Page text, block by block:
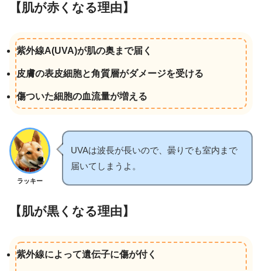
【肌が赤くなる理由】
紫外線A(UVA)が肌の奥まで届く
皮膚の表皮細胞と角質層がダメージを受ける
傷ついた細胞の血流量が増える
ラッキー
UVAは波長が長いので、曇りでも室内まで
届いてしまうよ。
【肌が黒くなる理由】
紫外線によって遺伝子に傷が付く